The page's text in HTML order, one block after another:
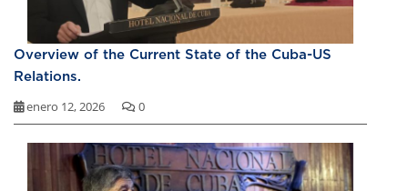
Overview of the Current State of the Cuba-US
Relations.
enero 12, 2026 0